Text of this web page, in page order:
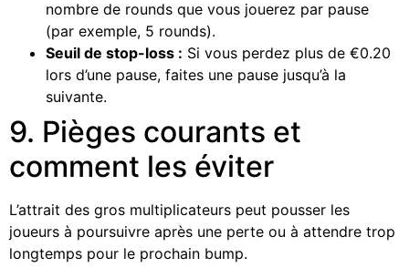
nombre de rounds que vous jouerez par pause
(par exemple, 5 rounds).
Seuil de stop-loss : Si vous perdez plus de €0.20
lors d’une pause, faites une pause jusqu’à la
suivante.
9. Pièges courants et
comment les éviter
L’attrait des gros multiplicateurs peut pousser les
joueurs à poursuivre après une perte ou à attendre trop
longtemps pour le prochain bump.